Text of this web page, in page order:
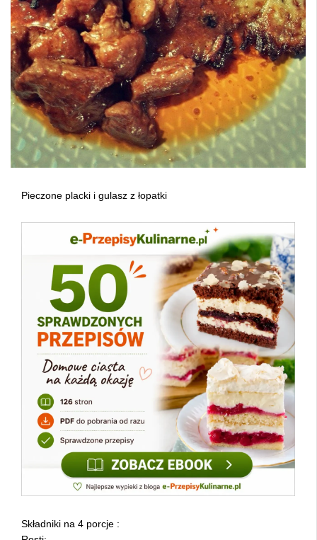
Pieczone placki i gulasz z łopatki
Składniki na 4 porcje :